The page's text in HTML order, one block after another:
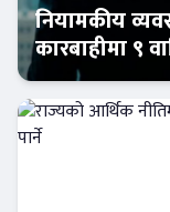
आजको विशेष
नियामकीय
कारबाहीमा ९